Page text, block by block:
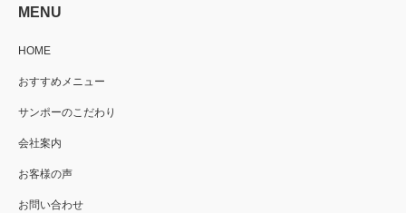
MENU
HOME
おすすめメニュー
サンポーのこだわり
会社案内
お客様の声
お問い合わせ